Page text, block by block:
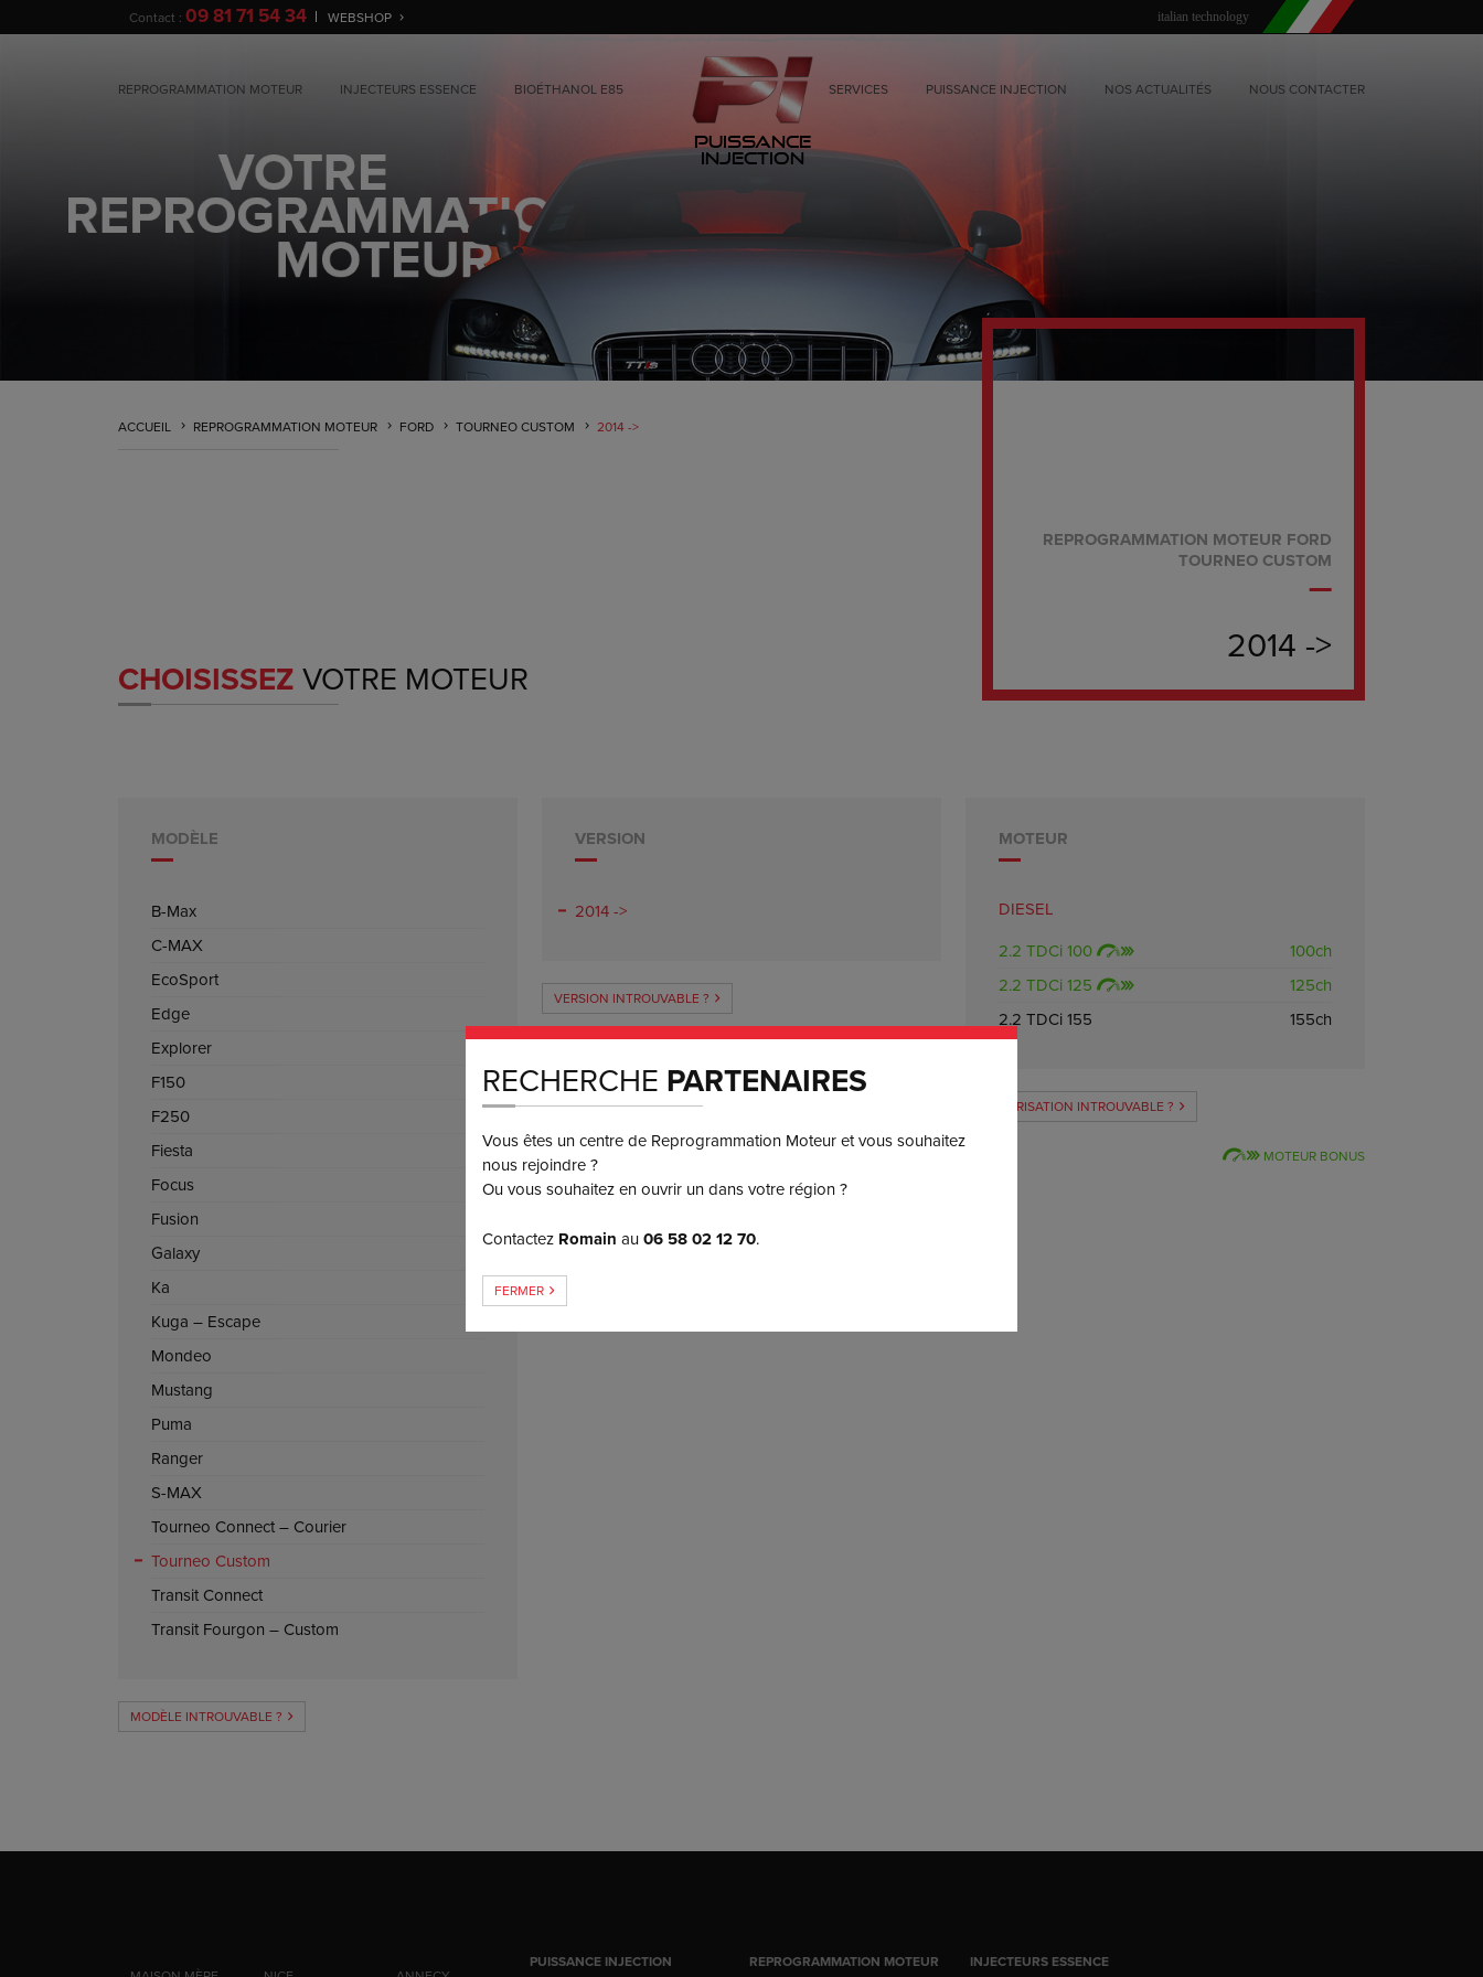
italian technology
Contact : 09 81 71 54 34 WEBSHOP
Puissance
Injection
REPROGRAMMATION MOTEUR INJECTEURS ESSENCE BIOÉTHANOL E85 SERVICES PUISSANCE INJECTION NOS ACTUALITÉS NOUS CONTACTER
ACCUEIL REPROGRAMMATION MOTEUR FORD TOURNEO CUSTOM 2014 ->
CHOISISSEZVOTRE MOTEUR
REPROGRAMMATION MOTEUR FORD
TOURNEO CUSTOM
2014 ->
MODÈLE
B-Max
C-MAX
EcoSport
Edge
Explorer
F150
F250
Fiesta
Focus
Fusion
Galaxy
Ka
Kuga – Escape
Mondeo
Mustang
Puma
Ranger
S-MAX
Tourneo Connect – Courier
Tourneo Custom
Transit Connect
Transit Fourgon – Custom
MODÈLE INTROUVABLE ?
VERSION
2014 ->
VERSION INTROUVABLE ?
MOTEUR
DIESEL
2.2 TDCi 100
100ch
2.2 TDCi 125
125ch
2.2 TDCi 155
155ch
MOTORISATION INTROUVABLE ?
MOTEUR BONUS
RECHERCHE PARTENAIRES
Vous êtes un centre de Reprogrammation Moteur et vous souhaitez
nous rejoindre ?
Ou vous souhaitez en ouvrir un dans votre région ?
Contactez Romain au06 58 02 12 70.
FERMER
PUISSANCE INJECTION REPROGRAMMATION MOTEUR INJECTEURS ESSENCE